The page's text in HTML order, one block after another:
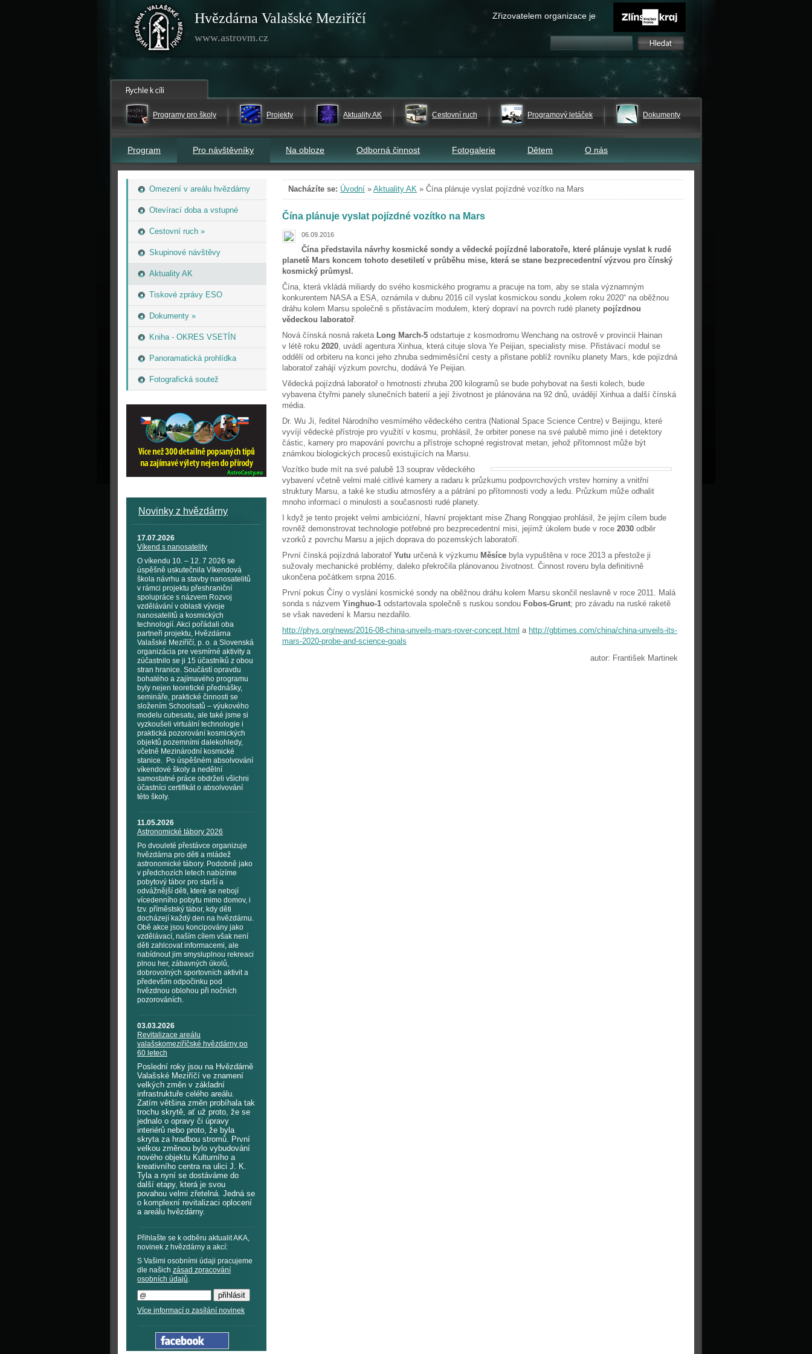
Hvězdárna Valašské Meziříčí
www.astrovm.cz
Zřizovatelem organizace je
Programy pro školy Projekty Aktuality AK Cestovní ruch Programový letáček Dokumenty
Program Pro návštěvníky Na obloze Odborná činnost Fotogalerie Dětem O nás
Omezení v areálu hvězdárny
Otevírací doba a vstupné
Cestovní ruch »
Skupinové návštěvy
Aktuality AK
Tiskové zprávy ESO
Dokumenty »
Kniha - OKRES VSETÍN
Panoramatická prohlídka
Fotografická soutež
Novinky z hvězdárny
17.07.2026
Víkend s nanosatelity
O víkendu 10. – 12. 7 2026 se
úspěšně uskutečnila Víkendová
škola návrhu a stavby nanosatelitů
v rámci projektu přeshraniční
spolupráce s názvem Rozvoj
vzdělávání v oblasti vývoje
nanosatelitů a kosmických
technologií. Akci pořádali oba
partneři projektu, Hvězdárna
Valašské Meziříčí, p. o. a Slovenská
organizácia pre vesmírné aktivity a
zúčastnilo se ji 15 účastníků z obou
stran hranice. Součástí opravdu
bohatého a zajímavého programu
byly nejen teoretické přednášky,
semináře, praktické činnosti se
složením Schoolsatů – výukového
modelu cubesatu, ale také jsme si
vyzkoušeli virtuální technologie i
praktická pozorování kosmických
objektů pozemními dalekohledy,
včetně Mezinárodní kosmické
stanice. Po úspěšném absolvování
víkendové školy a nedělní
samostatné práce obdrželi všichni
účastníci certifikát o absolvování
této školy.
11.05.2026
Astronomické tábory 2026
Po dvouleté přestávce organizuje
hvězdárna pro děti a mládež
astronomické tábory. Podobně jako
v předchozích letech nabízíme
pobytový tábor pro starší a
odvážnější děti, které se nebojí
vícedenního pobytu mimo domov, i
tzv. příměstský tábor, kdy děti
docházejí každý den na hvězdárnu.
Obě akce jsou koncipovány jako
vzdělávací, naším cílem však není
děti zahlcovat informacemi, ale
nabídnout jim smysluplnou rekreaci
plnou her, zábavných úkolů,
dobrovolných sportovních aktivit a
především odpočinku pod
hvězdnou oblohou při nočních
pozorováních.
03.03.2026
Revitalizace areálu
valašskomeziříčské hvězdárny po
60 letech
Poslední roky jsou na Hvězdárně
Valašské Meziříčí ve znamení
velkých změn v základní
infrastruktuře celého areálu.
Zatím většina změn probíhala tak
trochu skrytě, ať už proto, že se
jednalo o opravy či úpravy
interiérů nebo proto, že byla
skryta za hradbou stromů. První
velkou změnou bylo vybudování
nového objektu Kulturního a
kreativního centra na ulici J. K.
Tyla a nyní se dostáváme do
další etapy, která je svou
povahou velmi zřetelná. Jedná se
o komplexní revitalizaci oplocení
a areálu hvězdárny.
Přihlašte se k odběru aktualit AKA,
novinek z hvězdárny a akcí:
S Vašimi osobními údaji pracujeme
dle našich zásad zpracování
osobních údajů.
Více informací o zasílání novinek
Nacházíte se: Úvodní » Aktuality AK » Čína plánuje vyslat pojízdné vozítko na Mars
Čína plánuje vyslat pojízdné vozítko na Mars
06.09.2016
Čína představila návrhy kosmické sondy a vědecké pojízdné laboratoře, které plánuje vyslat k rudé
planetě Mars koncem tohoto desetiletí v průběhu mise, která se stane bezprecedentní výzvou pro čínský
kosmický průmysl.
Čína, která vkládá miliardy do svého kosmického programu a pracuje na tom, aby se stala významným
konkurentem NASA a ESA, oznámila v dubnu 2016 cíl vyslat kosmickou sondu „kolem roku 2020“ na oběžnou
dráhu kolem Marsu společně s přistávacím modulem, který dopraví na povrch rudé planety pojízdnou
vědeckou laboratoř.
Nová čínská nosná raketa Long March-5 odstartuje z kosmodromu Wenchang na ostrově v provincii Hainan
v létě roku 2020, uvádí agentura Xinhua, která cituje slova Ye Peijian, specialisty mise. Přistávací modul se
oddělí od orbiteru na konci jeho zhruba sedmiměsíční cesty a přistane poblíž rovníku planety Mars, kde pojízdná
laboratoř zahájí výzkum povrchu, dodává Ye Peijian.
Vědecká pojízdná laboratoř o hmotnosti zhruba 200 kilogramů se bude pohybovat na šesti kolech, bude
vybavena čtyřmi panely slunečních baterií a její životnost je plánována na 92 dnů, uvádějí Xinhua a další čínská
média.
Dr. Wu Ji, ředitel Národního vesmírného vědeckého centra (National Space Science Centre) v Beijingu, které
vyvíjí vědecké přístroje pro využití v kosmu, prohlásil, že orbiter ponese na své palubě mimo jiné i detektory
částic, kamery pro mapování povrchu a přístroje schopné registrovat metan, jehož přítomnost může být
známkou biologických procesů existujících na Marsu.
Vozítko bude mít na své palubě 13 souprav vědeckého
vybavení včetně velmi malé citlivé kamery a radaru k průzkumu podpovrchových vrstev horniny a vnitřní
struktury Marsu, a také ke studiu atmosféry a a pátrání po přítomnosti vody a ledu. Průzkum může odhalit
mnoho informací o minulosti a současnosti rudé planety.
I když je tento projekt velmi ambiciózní, hlavní projektant mise Zhang Rongqiao prohlásil, že jejím cílem bude
rovněž demonstrovat technologie potřebné pro bezprecedentní misi, jejímž úkolem bude v roce 2030 odběr
vzorků z povrchu Marsu a jejich doprava do pozemských laboratoří.
První čínská pojízdná laboratoř Yutu určená k výzkumu Měsíce byla vypuštěna v roce 2013 a přestože ji
sužovaly mechanické problémy, daleko překročila plánovanou životnost. Činnost roveru byla definitivně
ukončena počátkem srpna 2016.
První pokus Číny o vyslání kosmické sondy na oběžnou dráhu kolem Marsu skončil neslavně v roce 2011. Malá
sonda s názvem Yinghuo-1 odstartovala společně s ruskou sondou Fobos-Grunt; pro závadu na ruské raketě
se však navedení k Marsu nezdařilo.
http://phys.org/news/2016-08-china-unveils-mars-rover-concept.html a http://gbtimes.com/china/china-unveils-its-
mars-2020-probe-and-science-goals
autor: František Martinek